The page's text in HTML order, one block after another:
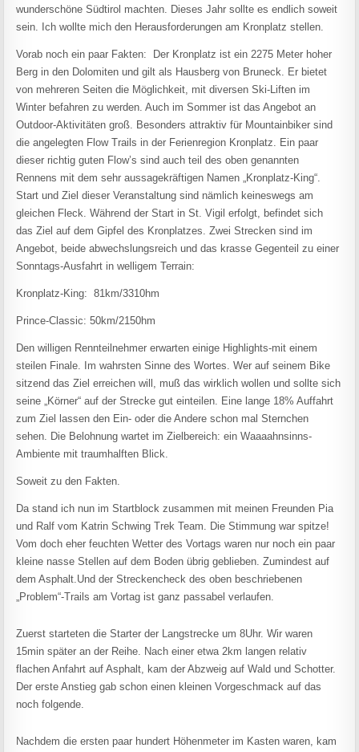
wunderschöne Südtirol machten. Dieses Jahr sollte es endlich soweit
sein. Ich wollte mich den Herausforderungen am Kronplatz stellen.
Vorab noch ein paar Fakten: Der Kronplatz ist ein 2275 Meter hoher
Berg in den Dolomiten und gilt als Hausberg von Bruneck. Er bietet
von mehreren Seiten die Möglichkeit, mit diversen Ski-Liften im
Winter befahren zu werden. Auch im Sommer ist das Angebot an
Outdoor-Aktivitäten groß. Besonders attraktiv für Mountainbiker sind
die angelegten Flow Trails in der Ferienregion Kronplatz. Ein paar
dieser richtig guten Flow’s sind auch teil des oben genannten
Rennens mit dem sehr aussagekräftigen Namen „Kronplatz-King“.
Start und Ziel dieser Veranstaltung sind nämlich keineswegs am
gleichen Fleck. Während der Start in St. Vigil erfolgt, befindet sich
das Ziel auf dem Gipfel des Kronplatzes. Zwei Strecken sind im
Angebot, beide abwechslungsreich und das krasse Gegenteil zu einer
Sonntags-Ausfahrt in welligem Terrain:
Kronplatz-King: 81km/3310hm
Prince-Classic: 50km/2150hm
Den willigen Rennteilnehmer erwarten einige Highlights-mit einem
steilen Finale. Im wahrsten Sinne des Wortes. Wer auf seinem Bike
sitzend das Ziel erreichen will, muß das wirklich wollen und sollte sich
seine „Körner“ auf der Strecke gut einteilen. Eine lange 18% Auffahrt
zum Ziel lassen den Ein- oder die Andere schon mal Sternchen
sehen. Die Belohnung wartet im Zielbereich: ein Waaaahnsinns-
Ambiente mit traumhalften Blick.
Soweit zu den Fakten.
Da stand ich nun im Startblock zusammen mit meinen Freunden Pia
und Ralf vom Katrin Schwing Trek Team. Die Stimmung war spitze!
Vom doch eher feuchten Wetter des Vortags waren nur noch ein paar
kleine nasse Stellen auf dem Boden übrig geblieben. Zumindest auf
dem Asphalt.Und der Streckencheck des oben beschriebenen
„Problem“-Trails am Vortag ist ganz passabel verlaufen.
Zuerst starteten die Starter der Langstrecke um 8Uhr. Wir waren
15min später an der Reihe. Nach einer etwa 2km langen relativ
flachen Anfahrt auf Asphalt, kam der Abzweig auf Wald und Schotter.
Der erste Anstieg gab schon einen kleinen Vorgeschmack auf das
noch folgende.
Nachdem die ersten paar hundert Höhenmeter im Kasten waren, kam